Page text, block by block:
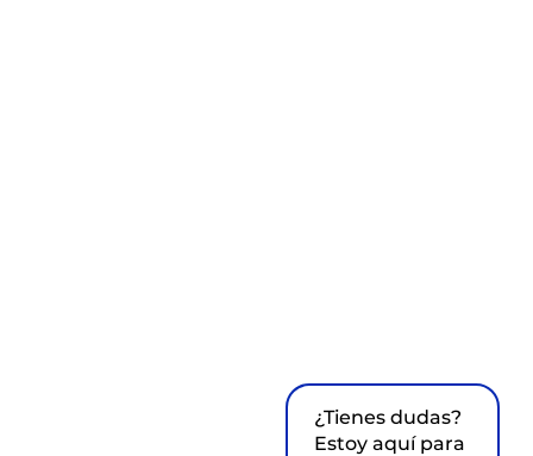
¿Tienes dudas?
Estoy aquí para